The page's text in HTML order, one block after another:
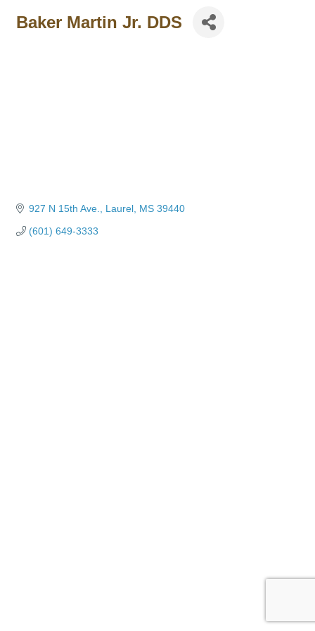
Baker Martin Jr. DDS
927 N 15th Ave. Laurel MS 39440
(601) 649-3333